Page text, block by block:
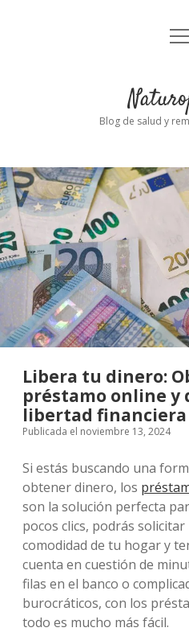
Inicio
abrir
Blog de salud y
Libera tu dinero:
préstamo online
libertad financiera
Publicada el noviembre 13, 2024
Si estás buscando una
obtener dinero, los
son la solución perfecta
pocos clics, podrás
comodidad de tu hogar y
cuenta en cuestión de
filas en el banco o
burocráticos, con los
todo es mucho más fácil.